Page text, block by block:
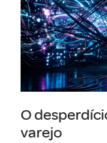
O
varejo